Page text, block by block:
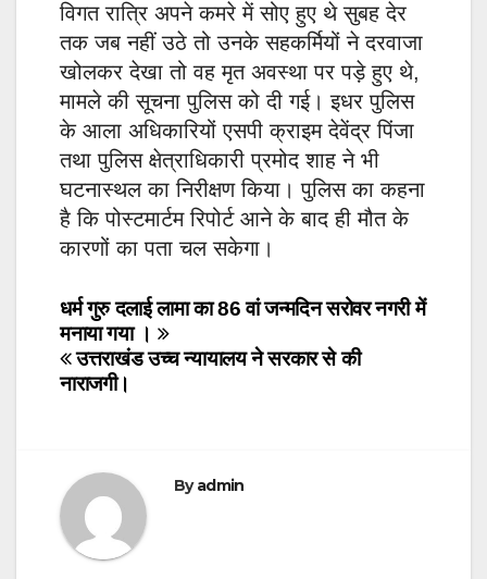
विगत रात्रि अपने कमरे में सोए हुए थे सुबह देर
तक जब नहीं उठे तो उनके सहकर्मियों ने दरवाजा
खोलकर देखा तो वह मृत अवस्था पर पड़े हुए थे,
मामले की सूचना पुलिस को दी गई। इधर पुलिस
के आला अधिकारियों एसपी क्राइम देवेंद्र पिंजा
तथा पुलिस क्षेत्राधिकारी प्रमोद शाह ने भी
घटनास्थल का निरीक्षण किया। पुलिस का कहना
है कि पोस्टमार्टम रिपोर्ट आने के बाद ही मौत के
कारणों का पता चल सकेगा।
Post
navigation
धर्म गुरु दलाई लामा का 86 वां जन्मदिन सरोवर नगरी में
मनाया गया ।
उत्तराखंड उच्च न्यायालय ने सरकार से की
नाराजगी।
Byadmin